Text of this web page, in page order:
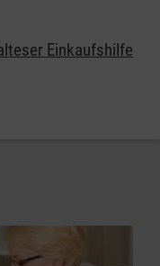
oder
Einkaufshilfe